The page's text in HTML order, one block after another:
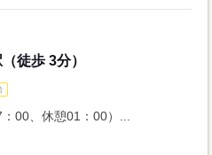
徒歩 3分）
00、休憩01：00）...